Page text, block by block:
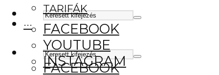
FACEBOOK
YOUTUBE
INSTAGRAM
TARIFÁK
···
FACEBOOK